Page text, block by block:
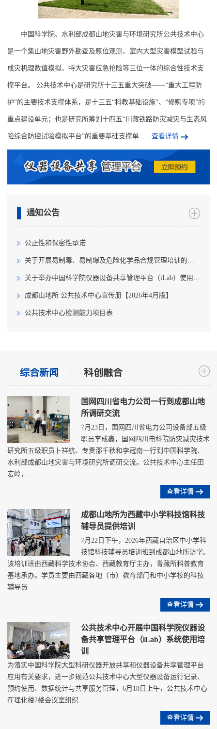
中国科学院、水利部成都山地灾害与环境研究所公共技术中心
是一个集山地灾害野外勘查及原位观测、室内大型灾害模型试验与
成灾机理数值模拟、特大灾害应急抢险等三位一体的综合性技术支
撑平台。 公共技术中心是研究所十三五重大突破——“重大工程防
护”的主要技术支撑体系，是十三五“科教基础设施”、“修购专项”的
重点建设单元；也是研究所筹划十四五“川藏铁路防灾减灾与生态风
险综合防控试验模拟平台”的重要基础支撑单... 查看详情
通知公告
公正性和保密性承诺
成都山地所 公共技术中心宣传册【2026年4月版】
公共技术中心检测能力项目表
综合新闻 科创融合
国网四川省电力公司一行到成都山地
所调研交流
7月23日，国网四川省电力公司设备部五级
职员李成鑫，国网四川电科院防灾减灾技术
研究所五级职员卜祥航、专责邵千秋和李冠南一行到中国科学院、
水利部成都山地灾害与环境研究所调研交流。公共技术中心主任田
宏岭，...
查看详情
成都山地所为西藏中小学科技馆科技
辅导员提供培训
7月22日下午，2026年西藏自治区中小学科
技馆科技辅导员培训班到成都山地所访学。
该培训班由西藏科学技术协会、西藏教育厅主办，青藏所科普教育
基地承办。学员主要由西藏各地（市）教育部门和中小学校的科技
辅导员...
查看详情
公共技术中心开展中国科学院仪器设
备共享管理平台（iLab）系统使用培
训
为落实中国科学院大型科研仪器开放共享和仪器设备共享管理平台
应用有关要求，进一步规范公共技术中心大型仪器设备运行记录、
预约使用、数据统计与共享服务管理，6月18日上午，公共技术中心
在理化楼2楼会议室组织...
查看详情